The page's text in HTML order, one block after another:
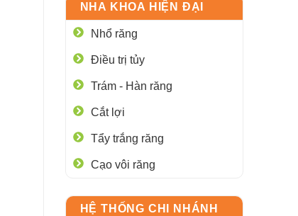
NHA KHOA HIỆN ĐẠI
Nhổ răng
Điều trị tủy
Trám - Hàn răng
Cắt lợi
Tẩy trắng răng
Cạo vôi răng
HỆ THỐNG CHI NHÁNH